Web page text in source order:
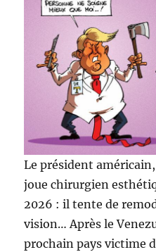
Le président
joue chirurgien
2026 : il tente de
vision… Après le
prochain pays victime